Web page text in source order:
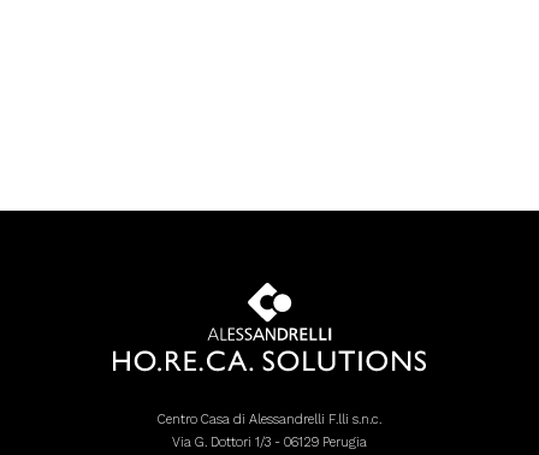
Centro Casa di Alessandrelli F.lli s.n.c.
Via G. Dottori 1/3 - 06129 Perugia